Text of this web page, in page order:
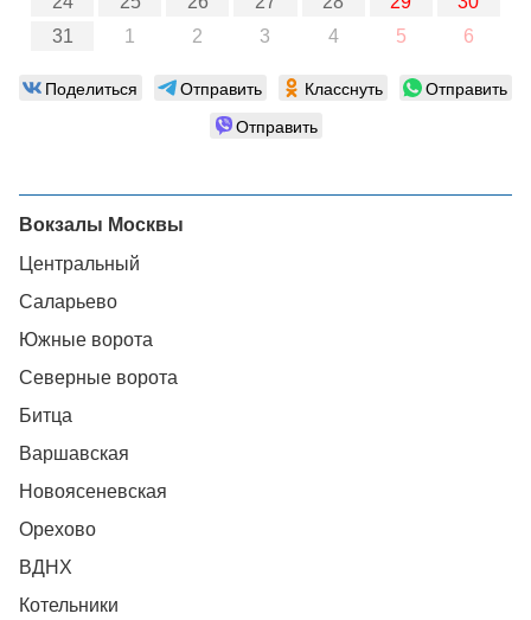
31
1 2 3 4 5 6
Поделиться Отправить Класснуть
Отправить
Отправить
Вокзалы Москвы
Центральный
Саларьево
Южные ворота
Северные ворота
Битца
Варшавская
Новоясеневская
Орехово
ВДНХ
Котельники